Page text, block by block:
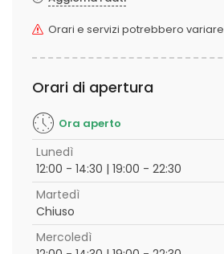
Orari e servizi potrebbero variare
Orari di apertura
Ora aperto
Lunedì
12:00 - 14:30 | 19:00 - 22:30
Martedì
Chiuso
Mercoledì